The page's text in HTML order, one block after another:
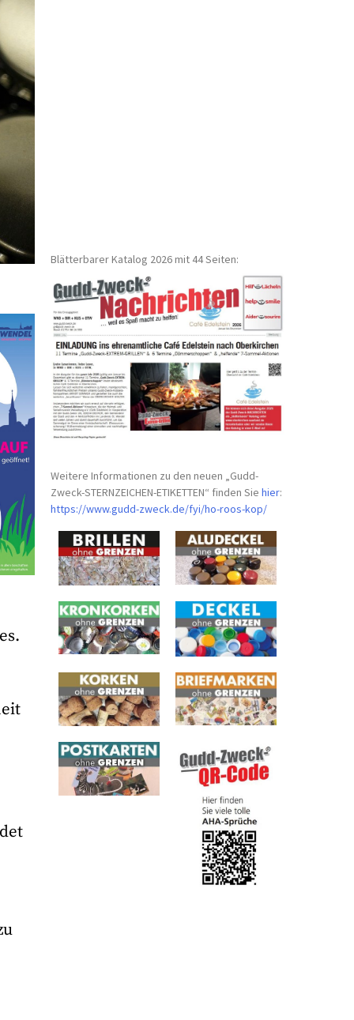
Blätterbarer Katalog 2026 mit 44 Seiten:
Weitere Informationen zu den neuen „Gudd-
Zweck-STERNZEICHEN-ETIKETTEN“ finden Siehier:
https://www.gudd-zweck.de/fyi/ho-roos-kop/